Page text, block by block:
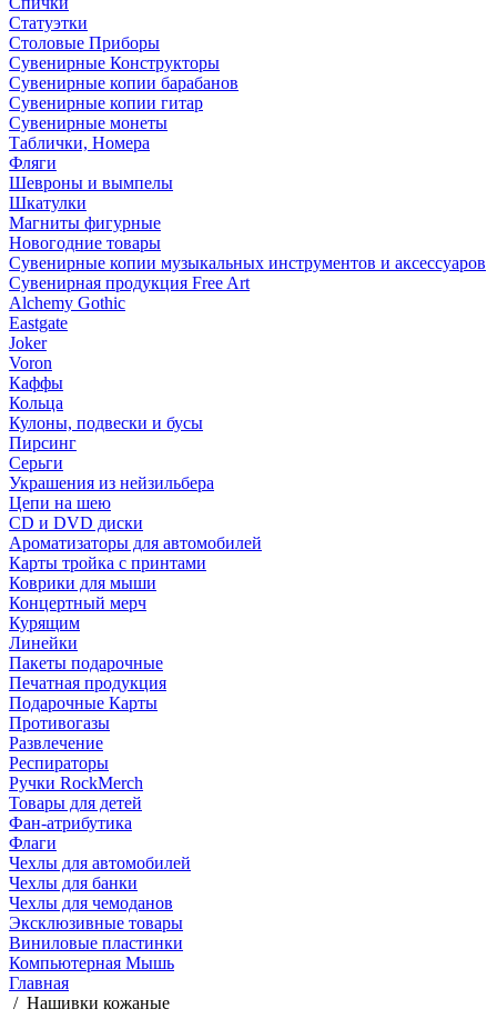
Статуэтки
Столовые Приборы
Сувенирные Конструкторы
Сувенирные копии барабанов
Сувенирные копии гитар
Сувенирные монеты
Таблички, Номера
Фляги
Шевроны и вымпелы
Шкатулки
Магниты фигурные
Новогодние товары
Сувенирные копии музыкальных инструментов и аксессуаров
Сувенирная продукция Free Art
Alchemy Gothic
Eastgate
Joker
Voron
Каффы
Кольца
Кулоны, подвески и бусы
Пирсинг
Серьги
Украшения из нейзильбера
Цепи на шею
CD и DVD диски
Ароматизаторы для автомобилей
Карты тройка с принтами
Коврики для мыши
Концертный мерч
Курящим
Линейки
Пакеты подарочные
Печатная продукция
Подарочные Карты
Противогазы
Развлечение
Респираторы
Ручки RockMerch
Товары для детей
Фан-атрибутика
Флаги
Чехлы для автомобилей
Чехлы для банки
Чехлы для чемоданов
Эксклюзивные товары
Виниловые пластинки
Компьютерная Мышь
Главная
/ Нашивки кожаные